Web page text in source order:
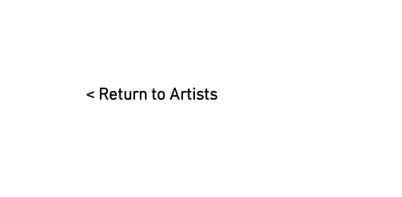
< Return to Artists